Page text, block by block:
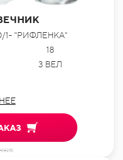
1- "РИФЛЕНКА"
18
3 ВЕЛ